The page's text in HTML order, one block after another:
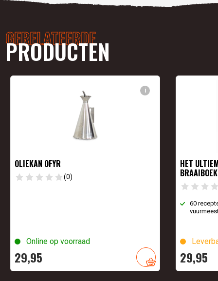
GERELATEERDE
PRODUCTEN
i
OLIEKAN OFYR
(0)
Online op voorraad
29,95
HET
BRAAIBOEK
60
29,95